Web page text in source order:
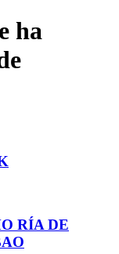
ha
RÍA DE